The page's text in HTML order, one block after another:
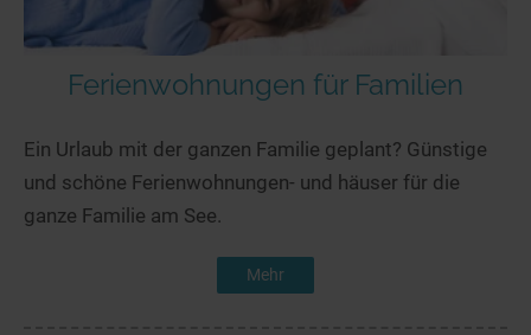
Ferienwohnungen für Familien
Ein Urlaub mit der ganzen Familie geplant? Günstige
und schöne Ferienwohnungen- und häuser für die
ganze Familie am See.
Mehr